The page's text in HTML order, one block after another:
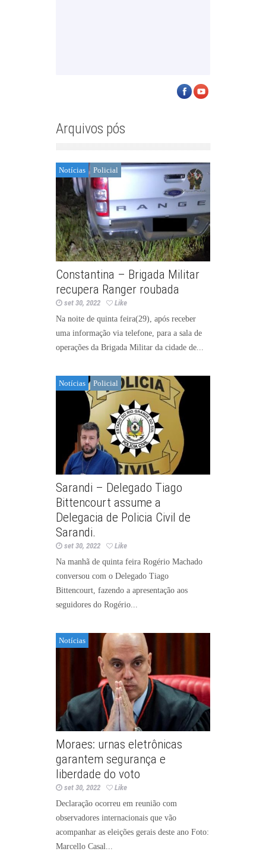
Arquivos pós
Notícias Policial
Constantina – Brigada Militar
recupera Ranger roubada
set 30, 2022
Like
Na noite de quinta feira(29), após receber
uma informação via telefone, para a sala de
operações da Brigada Militar da cidade de...
Notícias Policial
Sarandi – Delegado Tiago
Bittencourt assume a
Delegacia de Policia Civil de
Sarandi.
set 30, 2022
Like
Na manhã de quinta feira Rogério Machado
conversou com o Delegado Tiago
Bittencourt, fazendo a apresentação aos
seguidores do Rogério...
Notícias
Moraes: urnas eletrônicas
garantem segurança e
liberdade do voto
set 30, 2022
Like
Declaração ocorreu em reunião com
observadores internacionais que vão
acompanhar as eleições gerais deste ano Foto:
Marcello Casal...